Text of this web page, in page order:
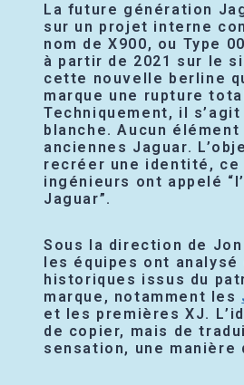
La future génération
sur un projet interne
nom de X900, ou Type
à partir de 2021 sur le
cette nouvelle berline
marque une rupture
Techniquement, il s’agit
blanche. Aucun
anciennes Jaguar.
recréer une identité, ce
ingénieurs ont appelé
Jaguar”.
Sous la direction de
les équipes ont analysé
historiques issus du
marque, notamment les
et les premières XJ.
de copier, mais de
sensation, une manière